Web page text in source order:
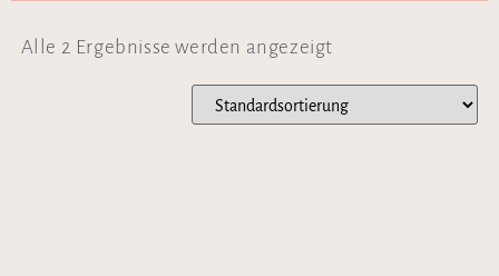
Alle 2 Ergebnisse werden angezeigt